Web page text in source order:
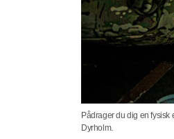
Pådrager du dig en
Dyrholm.